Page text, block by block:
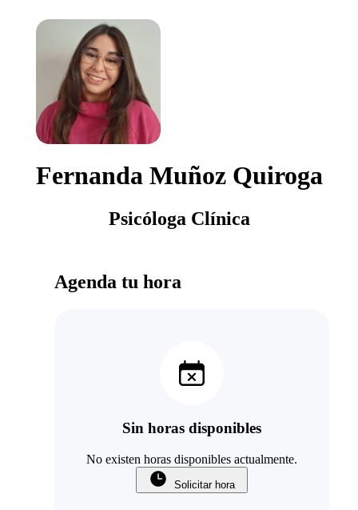
Fernanda Muñoz Quiroga
Psicóloga Clínica
Agenda tu hora
Sin horas disponibles
No existen horas disponibles actualmente.
Solicitar hora